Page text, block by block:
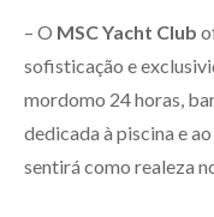
– O MSC Yacht Club
sofisticação e
mordomo 24 horas,
dedicada à piscina e
sentirá como realeza